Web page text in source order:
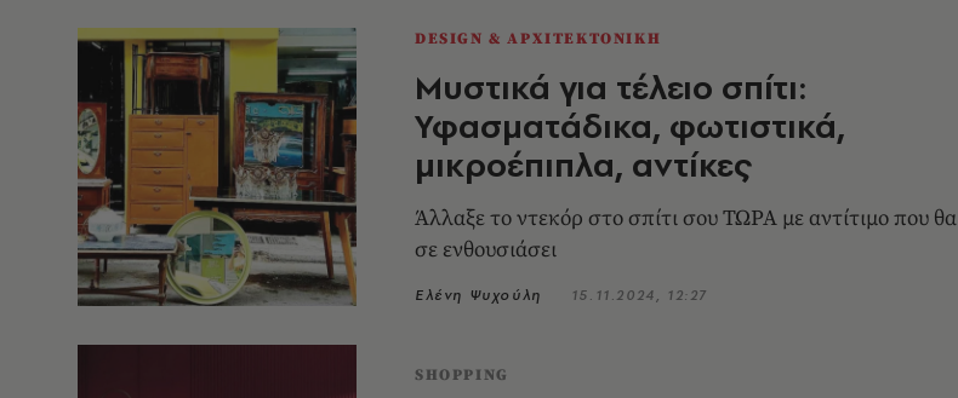
DESIGN & ΑΡΧΙΤΕΚΤΟΝΙΚΗ
Μυστικά για τέλειο σπίτι:
Υφασματάδικα, φωτιστικά,
μικροέπιπλα, αντίκες
Άλλαξε το ντεκόρ στο σπίτι σου ΤΩΡΑ με αντίτιμο που θα
σε ενθουσιάσει
Ελένη Ψυχούλη 15.11.2024, 12:27
SHOPPING